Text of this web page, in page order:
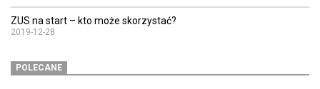
ZUS na start – kto może skorzystać?
2019-12-28
POLECANE